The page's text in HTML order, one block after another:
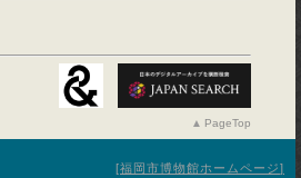
PageTop
福岡市博物館ホームページ